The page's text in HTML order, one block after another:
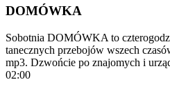
DOMÓWKA
Sobotnia DOMÓWKA to
tanecznych przebojów wszech
mp3. Dzwońcie po znajomych i
02:00